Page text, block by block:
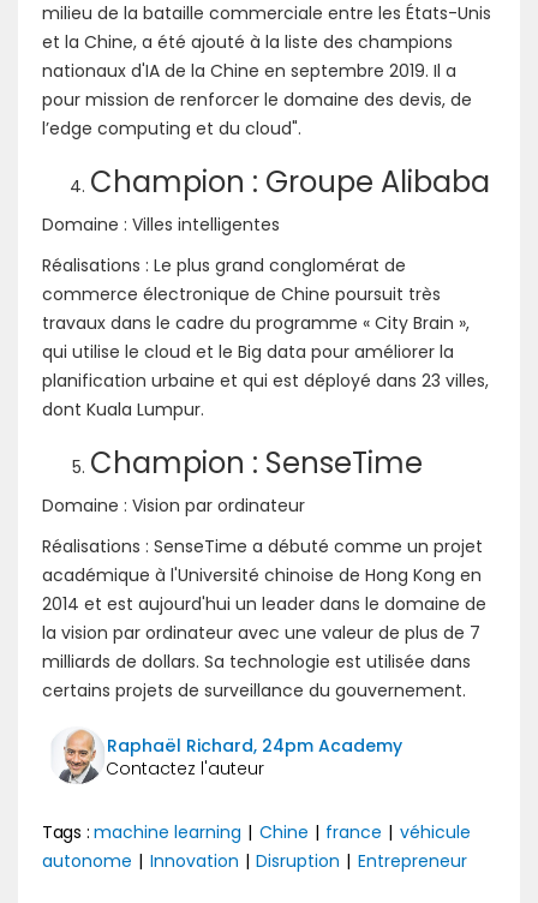
milieu de la bataille commerciale entre les États-Unis
et la Chine, a été ajouté à la liste des champions
nationaux d'IA de la Chine en septembre 2019. Il a
pour mission de renforcer le domaine des devis, de
l’edge computing et du cloud".
Champion : Groupe Alibaba
Domaine : Villes intelligentes
Réalisations : Le plus grand conglomérat de
commerce électronique de Chine poursuit très
travaux dans le cadre du programme « City Brain »,
qui utilise le cloud et le Big data pour améliorer la
planification urbaine et qui est déployé dans 23 villes,
dont Kuala Lumpur.
Champion : SenseTime
Domaine : Vision par ordinateur
Réalisations : SenseTime a débuté comme un projet
académique à l'Université chinoise de Hong Kong en
2014 et est aujourd'hui un leader dans le domaine de
la vision par ordinateur avec une valeur de plus de 7
milliards de dollars. Sa technologie est utilisée dans
certains projets de surveillance du gouvernement.
Raphaël Richard, 24pm Academy
Tags : machine learning | Chine | france | véhicule
autonome | Innovation | Disruption | Entrepreneur